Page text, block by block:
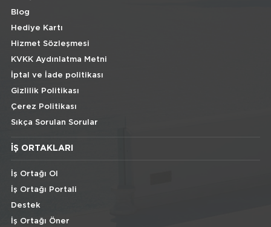
Blog
Hediye Kartı
Hizmet Sözleşmesi
KVKK Aydınlatma Metni
İptal ve İade politikası
Gizlilik Politikası
Çerez Politikası
Sıkça Sorulan Sorular
İŞ ORTAKLARI
İş Ortağı Ol
İş Ortağı Portali
Destek
İş Ortağı Öner